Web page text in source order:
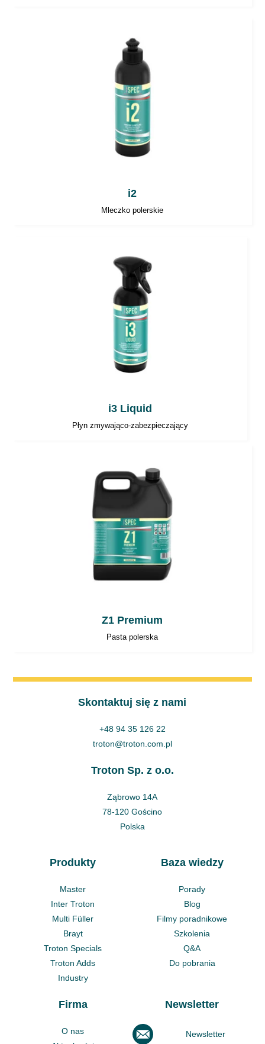
i2
Mleczko polerskie
i3 Liquid
Płyn zmywająco-zabezpieczający
Z1 Premium
Pasta polerska
Skontaktuj się z nami
+48 94 35 126 22
troton@troton.com.pl
Troton Sp. z o.o.
Ząbrowo 14A
78-120 Gościno
Polska
Produkty
Master
Inter Troton
Multi Füller
Brayt
Troton Specials
Troton Adds
Industry
Baza wiedzy
Porady
Blog
Filmy poradnikowe
Szkolenia
Q&A
Do pobrania
Firma
O nas
Newsletter
Newsletter